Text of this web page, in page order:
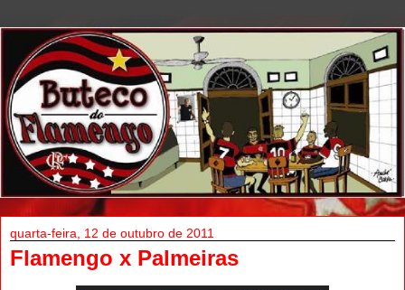
quarta-feira, 12 de outubro de 2011
Flamengo x Palmeiras